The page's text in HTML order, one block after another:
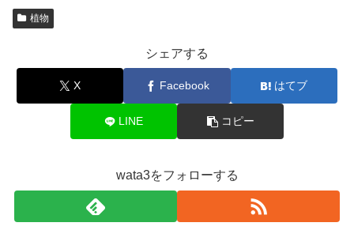
植物
シェアする
X Facebook はてブ
LINE コピー
wata3をフォローする